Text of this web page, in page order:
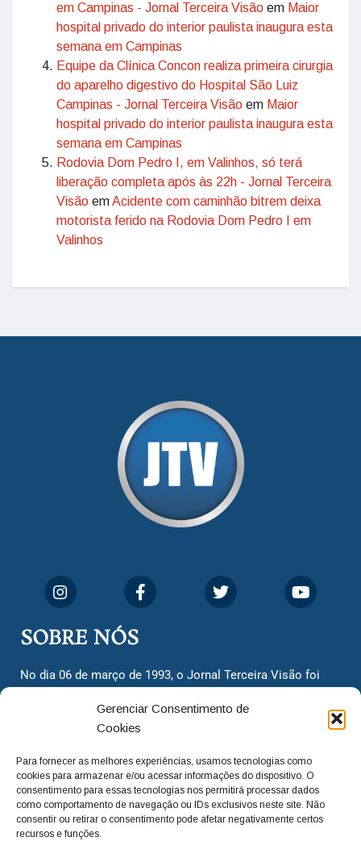
Gerenciar Consentimento de
Cookies
Para fornecer as melhores experiências, usamos tecnologias como
cookies para armazenar e/ou acessar informações do dispositivo. O
consentimento para essas tecnologias nos permitirá processar dados
como comportamento de navegação ou IDs exclusivos neste site. Não
consentir ou retirar o consentimento pode afetar negativamente certos
recursos e funções.
em Campinas - Jornal Terceira Visão em Maior
hospital privado do interior paulista inaugura esta
semana em Campinas
Equipe da Clínica Concon realiza primeira cirurgia
do aparelho digestivo do Hospital São Luiz
Campinas - Jornal Terceira Visão em Maior
hospital privado do interior paulista inaugura esta
semana em Campinas
Rodovia Dom Pedro I, em Valinhos, só terá
liberação completa após às 22h - Jornal Terceira
Visão emAcidente com caminhão bitrem deixa
motorista ferido na Rodovia Dom Pedro I em
Valinhos
SOBRE NÓS
No dia 06 de março de 1993, o Jornal Terceira Visão foi
cidadãos valinhenses, já que naquela época só existiam
dois jornais. Há mais de 30 anos, o jornal continua
com o foco de trazer as melhores notícias. Nunca
deixamos de lado as necessidades do cidadão, sempre
questionando os órgãos públicos em busca de melhorias
para a cidade e sempre cobrando resoluções para casos